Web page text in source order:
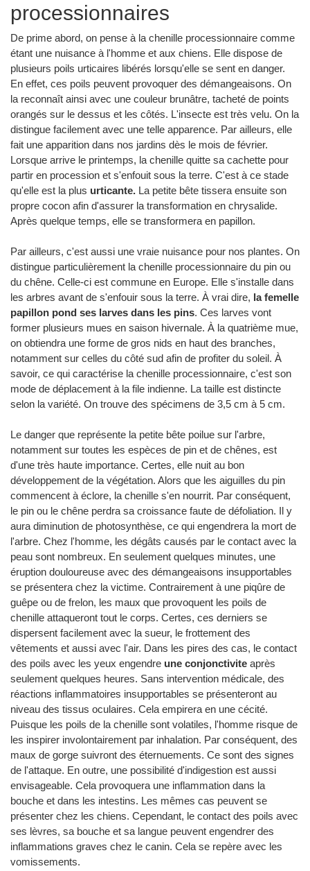
processionnaires
De prime abord, on pense à la chenille processionnaire comme
étant une nuisance à l'homme et aux chiens. Elle dispose de
plusieurs poils urticaires libérés lorsqu'elle se sent en danger.
En effet, ces poils peuvent provoquer des démangeaisons. On
la reconnaît ainsi avec une couleur brunâtre, tacheté de points
orangés sur le dessus et les côtés. L'insecte est très velu. On la
distingue facilement avec une telle apparence. Par ailleurs, elle
fait une apparition dans nos jardins dès le mois de février.
Lorsque arrive le printemps, la chenille quitte sa cachette pour
partir en procession et s'enfouit sous la terre. C'est à ce stade
qu'elle est la plus urticante. La petite bête tissera ensuite son
propre cocon afin d'assurer la transformation en chrysalide.
Après quelque temps, elle se transformera en papillon.
Par ailleurs, c'est aussi une vraie nuisance pour nos plantes. On
distingue particulièrement la chenille processionnaire du pin ou
du chêne. Celle-ci est commune en Europe. Elle s'installe dans
les arbres avant de s'enfouir sous la terre. À vrai dire, la femelle
papillon pond ses larves dans les pins. Ces larves vont
former plusieurs mues en saison hivernale. À la quatrième mue,
on obtiendra une forme de gros nids en haut des branches,
notamment sur celles du côté sud afin de profiter du soleil. À
savoir, ce qui caractérise la chenille processionnaire, c'est son
mode de déplacement à la file indienne. La taille est distincte
selon la variété. On trouve des spécimens de 3,5 cm à 5 cm.
Le danger que représente la petite bête poilue sur l'arbre,
notamment sur toutes les espèces de pin et de chênes, est
d'une très haute importance. Certes, elle nuit au bon
développement de la végétation. Alors que les aiguilles du pin
commencent à éclore, la chenille s'en nourrit. Par conséquent,
le pin ou le chêne perdra sa croissance faute de défoliation. Il y
aura diminution de photosynthèse, ce qui engendrera la mort de
l'arbre. Chez l'homme, les dégâts causés par le contact avec la
peau sont nombreux. En seulement quelques minutes, une
éruption douloureuse avec des démangeaisons insupportables
se présentera chez la victime. Contrairement à une piqûre de
guêpe ou de frelon, les maux que provoquent les poils de
chenille attaqueront tout le corps. Certes, ces derniers se
dispersent facilement avec la sueur, le frottement des
vêtements et aussi avec l'air. Dans les pires des cas, le contact
des poils avec les yeux engendre une conjonctivite après
seulement quelques heures. Sans intervention médicale, des
réactions inflammatoires insupportables se présenteront au
niveau des tissus oculaires. Cela empirera en une cécité.
Puisque les poils de la chenille sont volatiles, l'homme risque de
les inspirer involontairement par inhalation. Par conséquent, des
maux de gorge suivront des éternuements. Ce sont des signes
de l'attaque. En outre, une possibilité d'indigestion est aussi
envisageable. Cela provoquera une inflammation dans la
bouche et dans les intestins. Les mêmes cas peuvent se
présenter chez les chiens. Cependant, le contact des poils avec
ses lèvres, sa bouche et sa langue peuvent engendrer des
inflammations graves chez le canin. Cela se repère avec les
vomissements.